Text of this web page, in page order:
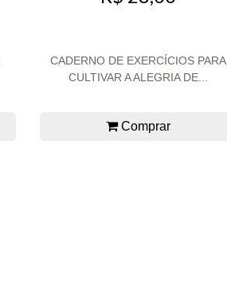
CADERNO DE EXERCÍCIOS PARA
CULTIVAR A ALEGRIA DE...
Comprar